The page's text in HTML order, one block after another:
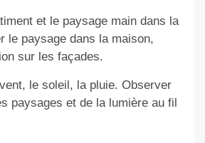
et le paysage main dans la
le paysage dans la maison,
sur les façades.
le soleil, la pluie. Observer
paysages et de la lumière au fil